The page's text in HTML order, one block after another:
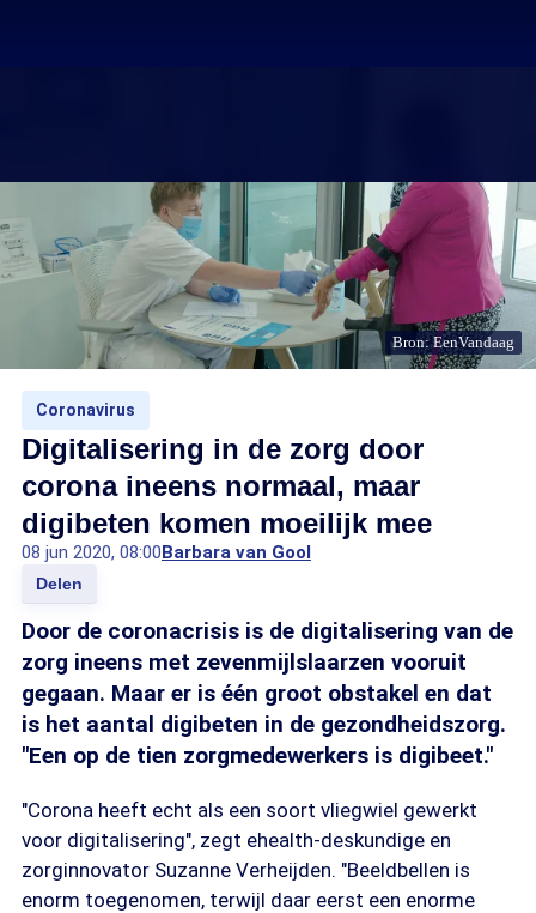
Bron: EenVandaag
Coronavirus
Digitalisering in de zorg door
corona ineens normaal, maar
digibeten komen moeilijk mee
08 jun 2020, 08:00Barbara van Gool
Delen
Door de coronacrisis is de digitalisering van de
zorg ineens met zevenmijlslaarzen vooruit
gegaan. Maar er is één groot obstakel en dat
is het aantal digibeten in de gezondheidszorg.
"Een op de tien zorgmedewerkers is digibeet."
"Corona heeft echt als een soort vliegwiel gewerkt
voor digitalisering", zegt ehealth-deskundige en
zorginnovator Suzanne Verheijden. "Beeldbellen is
enorm toegenomen, terwijl daar eerst een enorme